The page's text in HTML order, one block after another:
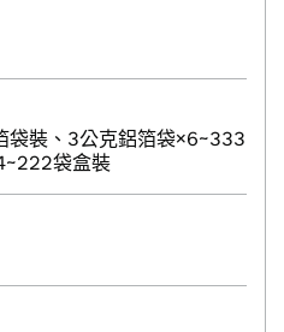
袋裝、3公克鋁箔袋×6~333
袋盒裝